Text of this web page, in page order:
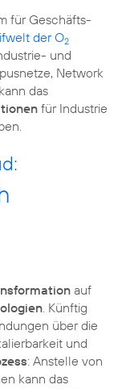
für Geschäfts-
der O2
und
Network
das
für Industrie
auf
. Künftig
über die
und
: Anstelle von
kann das